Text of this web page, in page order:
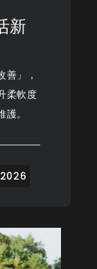
新
」，
柔軟度
。